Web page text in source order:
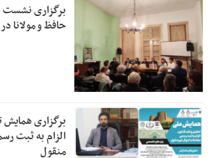
برگزاری نشست
حافظ و مولانا
برگزاری همایش
الزام به ثبت
منقول